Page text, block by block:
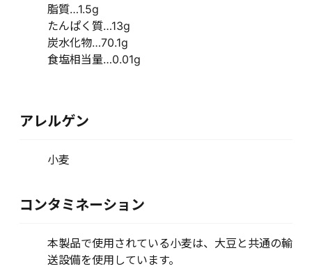
脂質…1.5g
たんぱく質…13g
炭水化物…70.1g
食塩相当量…0.01g
アレルゲン
小麦
コンタミネーション
本製品で使用されている小麦は、大豆と共通の輸
送設備を使用しています。